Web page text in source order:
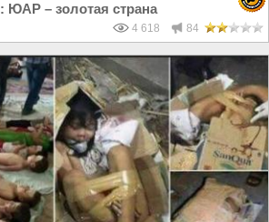
ЮАР – золотая страна
4 618 84